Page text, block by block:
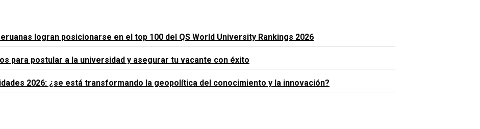
logran posicionarse en el top 100 del QS World University Rankings 2026
para postular a la universidad y asegurar tu vacante con éxito
2026: ¿se está transformando la geopolítica del conocimiento y la innovación?